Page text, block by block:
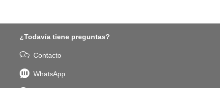
¿Todavía tiene preguntas?
Contacto
WhatsApp